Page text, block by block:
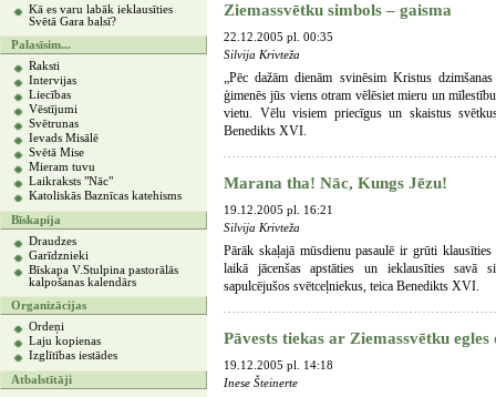
Kā es varu labāk ieklausīties
Svētā Gara balsī?
Palasīsim...
Raksti
Intervijas
Liecības
Vēstījumi
Svētrunas
Ievads Misālē
Svētā Mise
Mieram tuvu
Laikraksts "Nāc"
Katoliskās Baznīcas katehisms
Bīskapija
Draudzes
Garīdznieki
Bīskapa V.Stulpina pastorālās
kalpošanas kalendārs
Organizācijas
Ordeņi
Laju kopienas
Izglītības iestādes
Atbalstītāji
Ziemassvētku simbols – gaisma
22.12.2005 pl. 00:35
Silvija Krivteža
„Pēc dažām dienām svinēsim Kristus
ģimenēs jūs viens otram vēlēsiet mieru un
vietu. Vēlu visiem priecīgus un skaistus
Benedikts XVI.
Marana tha! Nāc, Kungs Jēzu!
19.12.2005 pl. 16:21
Silvija Krivteža
Pārāk skaļajā mūsdienu pasaulē ir grūti
laikā jācenšas apstāties un ieklausīties savā
sapulcējušos svētceļniekus, teica Benedikts XVI.
Pāvests tiekas ar Ziemassvētku
19.12.2005 pl. 14:18
Inese Šteinerte